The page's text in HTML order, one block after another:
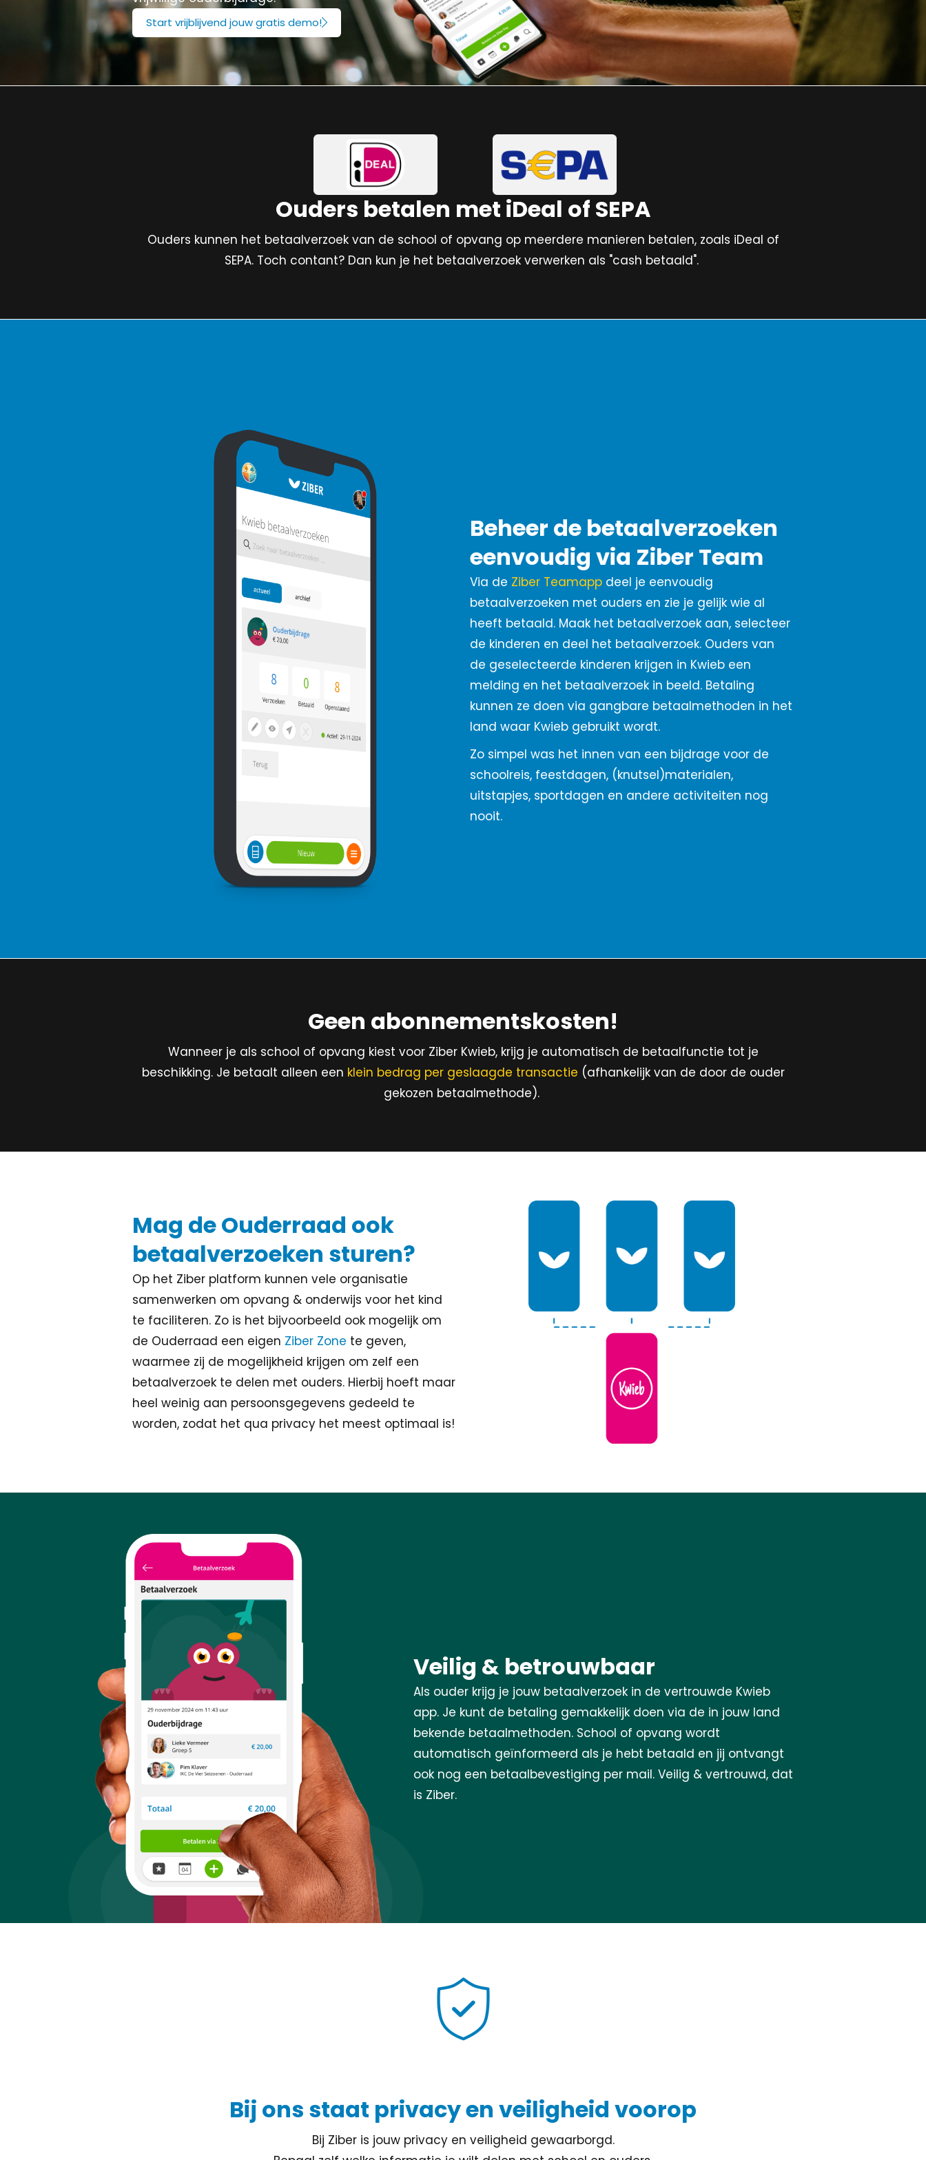
Ziber SensevIew
Infoscherm in jullie gebouw
Ziber API
Datakoppelingen
Poll
Noodmelding
Toestemmingsvragen
Gespreksplanner
Betaalverzoeken
Nieuwkomersscholen
Voor leerlingen die nieuw zijn in het land
Start vrijblijvend jouw gratis demo!
Ouders betalen met iDeal of SEPA
Ouders kunnen het betaalverzoek van de school of opvang op meerdere manieren betalen, zoals iDeal of
SEPA. Toch contant? Dan kun je het betaalverzoek verwerken als "cash betaald".
Beheer de betaalverzoeken
eenvoudig via Ziber Team
Via de Ziber Teamappdeel je eenvoudig
betaalverzoeken met ouders en zie je gelijk wie al
heeft betaald. Maak het betaalverzoek aan, selecteer
de kinderen en deel het betaalverzoek. Ouders van
de geselecteerde kinderen krijgen in Kwieb een
melding en het betaalverzoek in beeld. Betaling
kunnen ze doen via gangbare betaalmethoden in het
land waar Kwieb gebruikt wordt.
Zo simpel was het innen van een bijdrage voor de
schoolreis, feestdagen, (knutsel)materialen,
uitstapjes, sportdagen en andere activiteiten nog
nooit.
Geen abonnementskosten!
Wanneer je als school of opvang kiest voor Ziber Kwieb, krijg je automatisch de betaalfunctie tot je
beschikking. Je betaalt alleen een klein bedrag per geslaagde transactie (afhankelijk van de door de ouder
gekozen betaalmethode).
Mag de Ouderraad ook
betaalverzoeken sturen?
Op het Ziber platform kunnen vele organisatie
samenwerken om opvang & onderwijs voor het kind
te faciliteren. Zo is het bijvoorbeeld ook mogelijk om
de Ouderraad een eigen Ziber Zone te geven,
waarmee zij de mogelijkheid krijgen om zelf een
betaalverzoek te delen met ouders. Hierbij hoeft maar
heel weinig aan persoonsgegevens gedeeld te
worden, zodat het qua privacy het meest optimaal is!
Veilig & betrouwbaar
Als ouder krijg je jouw betaalverzoek in de vertrouwde Kwieb
app. Je kunt de betaling gemakkelijk doen via de in jouw land
bekende betaalmethoden. School of opvang wordt
automatisch geïnformeerd als je hebt betaald en jij ontvangt
ook nog een betaalbevestiging per mail. Veilig & vertrouwd, dat
is Ziber.
Bij ons staat privacy en veiligheid voorop
Bij Ziber is jouw privacy en veiligheid gewaarborgd.